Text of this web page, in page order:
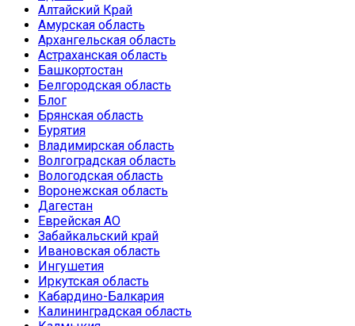
Алтайский Край
Амурская область
Архангельская область
Астраханская область
Башкортостан
Белгородская область
Блог
Брянская область
Бурятия
Владимирская область
Волгоградская область
Вологодская область
Воронежская область
Дагестан
Еврейская АО
Забайкальский край
Ивановская область
Ингушетия
Иркутская область
Кабардино-Балкария
Калининградская область